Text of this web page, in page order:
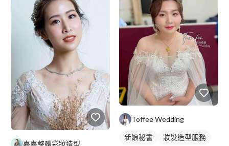
嘉嘉整體彩妝造型
Toffee Wedding
新娘秘書 妝髮造型服務